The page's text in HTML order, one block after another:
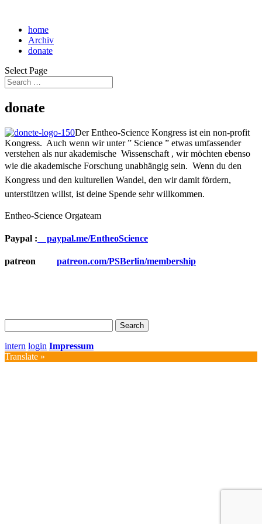
home
Archiv
donate
Select Page
donate
Der Entheo-Science Kongress ist ein non-profit
Kongress. Auch wenn wir unter ” Science ” etwas umfassender
verstehen als nur akademische Wissenschaft , wir möchten ebenso
wie die akademische Forschung unabhängig sein. Wenn du den
Kongress und den kulturellen Wandel, den wir damit fördern,
unterstützen willst, ist deine Spende sehr willkommen.
Entheo-Science Orgateam
Paypal : paypal.me/EntheoScience
patreon patreon.com/PSBerlin/membership
for:
intern login Impressum
Translate »